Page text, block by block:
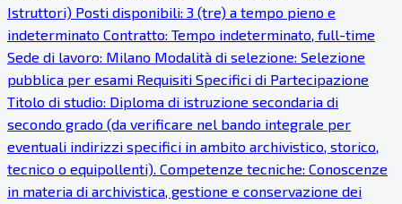
Istruttori) Posti disponibili: 3 (tre) a tempo pieno e
indeterminato Contratto: Tempo indeterminato, full-time
Sede di lavoro: Milano Modalità di selezione: Selezione
pubblica per esami Requisiti Specifici di Partecipazione
Titolo di studio: Diploma di istruzione secondaria di
secondo grado (da verificare nel bando integrale per
eventuali indirizzi specifici in ambito archivistico, storico,
tecnico o equipollenti). Competenze tecniche: Conoscenze
in materia di archivistica, gestione e conservazione dei